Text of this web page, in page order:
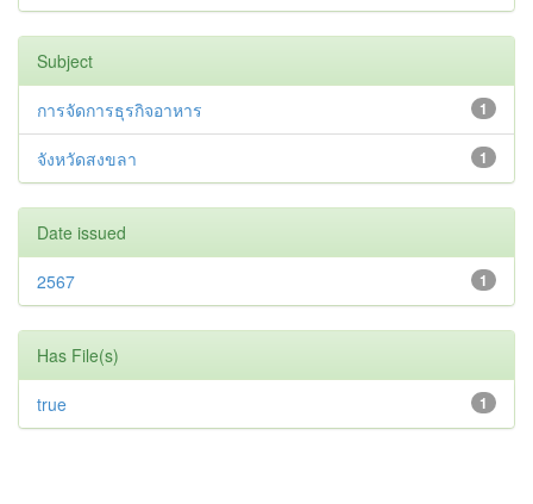
Subject
1
การจัดการธุรกิจอาหาร
1
จังหวัดสงขลา
Date issued
1
2567
Has File(s)
1
true